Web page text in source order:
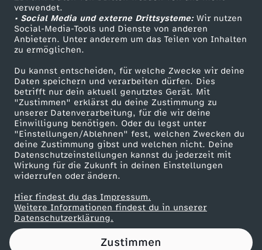
verwendet.
• Social Media und externe Drittsysteme:Wir nutzen
Social-Media-Tools und Dienste von anderen
Anbietern. Unter anderem um das Teilen von Inhalten
zu ermöglichen.
Du kannst entscheiden, für welche Zwecke wir deine
Daten speichern und verarbeiten dürfen. Dies
betrifft nur dein aktuell genutztes Gerät. Mit
"Zustimmen" erklärst du deine Zustimmung zu
unserer Datenverarbeitung, für die wir deine
Einwilligung benötigen. Oder du legst unter
"Einstellungen/Ablehnen" fest, welchen Zwecken du
deine Zustimmung gibst und welchen nicht. Deine
Datenschutzeinstellungen kannst du jederzeit mit
Wirkung für die Zukunft in deinen Einstellungen
widerrufen oder ändern.
Hier findest du das Impressum.
Weitere Informationen findest du in unserer
Datenschutzerklärung.
Zustimmen
z
u
m
U
m
w
e
l
t
ZDF Unternehmen
Karriere
ZDF goes Schule
Werbefernsehen
Mainzelmännchen
Partner